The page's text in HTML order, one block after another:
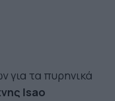
για τα πυρηνικά
Isao